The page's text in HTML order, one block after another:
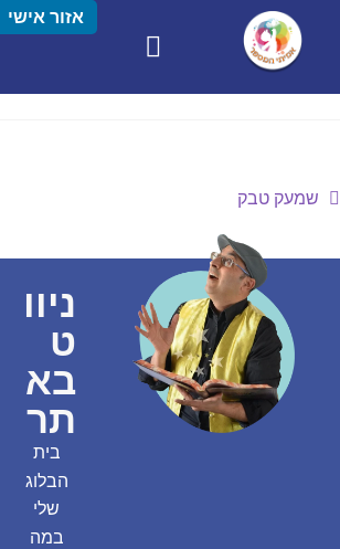
אזור אישי
שמעק טבק
ניוו
ט
בא
תר
בית
הבלוג
שלי
במה